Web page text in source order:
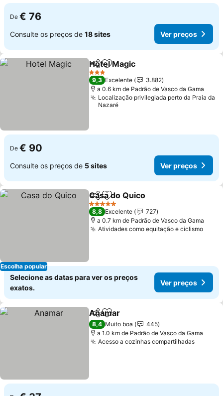
De € 76
Consulte os preços de 18 sites Ver preços
PartilharAdicionar aos favoritos
Hotel Magic
3 Estrelas
9,3 Excelente
3.882
a 0.6 km de Padrão de Vasco da Gama
Localização privilegiada perto da Praia da
Nazaré
De € 90
Consulte os preços de 5 sites Ver preços
Escolha popular
PartilharAdicionar aos favoritos
Casa do Quico
5 Estrelas
8,8 Excelente
727
a 0.7 km de Padrão de Vasco da Gama
Atividades como equitação e ciclismo
Selecione as datas para ver os preços
exatos.
Ver preços
PartilharAdicionar aos favoritos
Anamar
8,4 Muito boa
445
a 1.0 km de Padrão de Vasco da Gama
Acesso a cozinhas compartilhadas